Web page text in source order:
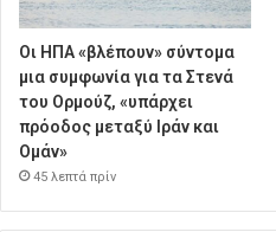
Οι ΗΠΑ «βλέπουν» σύντομα
μια συμφωνία για τα Στενά
του Ορμούζ, «υπάρχει
πρόοδος μεταξύ Ιράν και
Ομάν»
45 λεπτά πρίν